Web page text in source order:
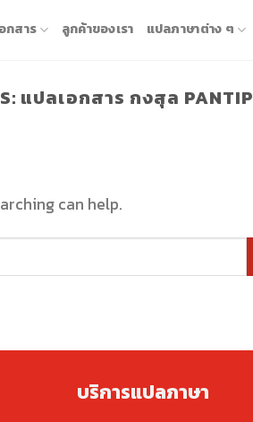
กสาร ลูกค้าของเรา แปลภาษาต่าง ๆ
แปลเอกสาร กงสุล PANTIP
can help.
บริการแปลภาษา